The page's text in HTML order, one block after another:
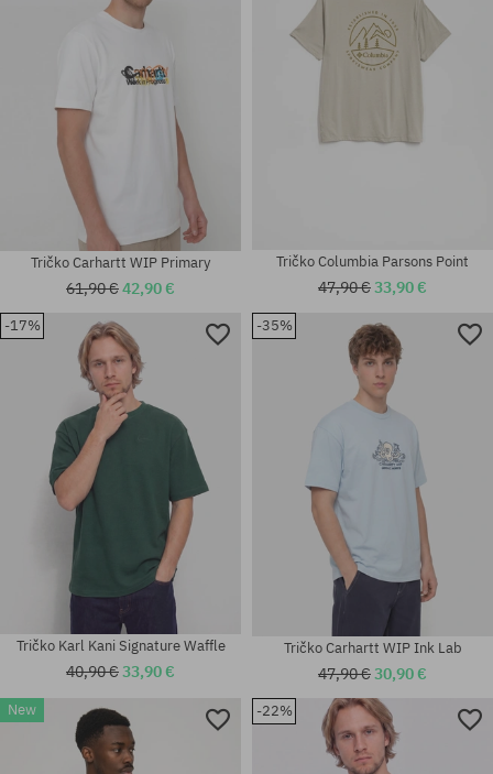
univerzálna veľkosť
Dostupné veľkosti:
Dostupné veľkosti:
Tričko Carhartt WIP Primary
61,90 €42,90 €
Dostupné veľkosti:
Tričko Columbia Parsons Point
47,90 €33,90 €
-17%
Tričko Karl Kani Signature Waffle
40,90 €33,90 €
-35%
Tričko Carhartt WIP Ink Lab
47,90 €30,90 €
New -22%